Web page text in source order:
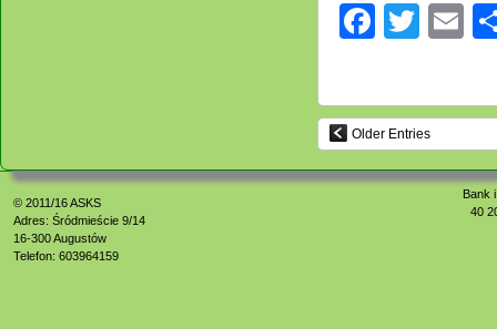
Older Entries
© 2011/16ASKS
Adres: Śródmieście 9/14
16-300 Augustów
Telefon: 603964159
Bank
40